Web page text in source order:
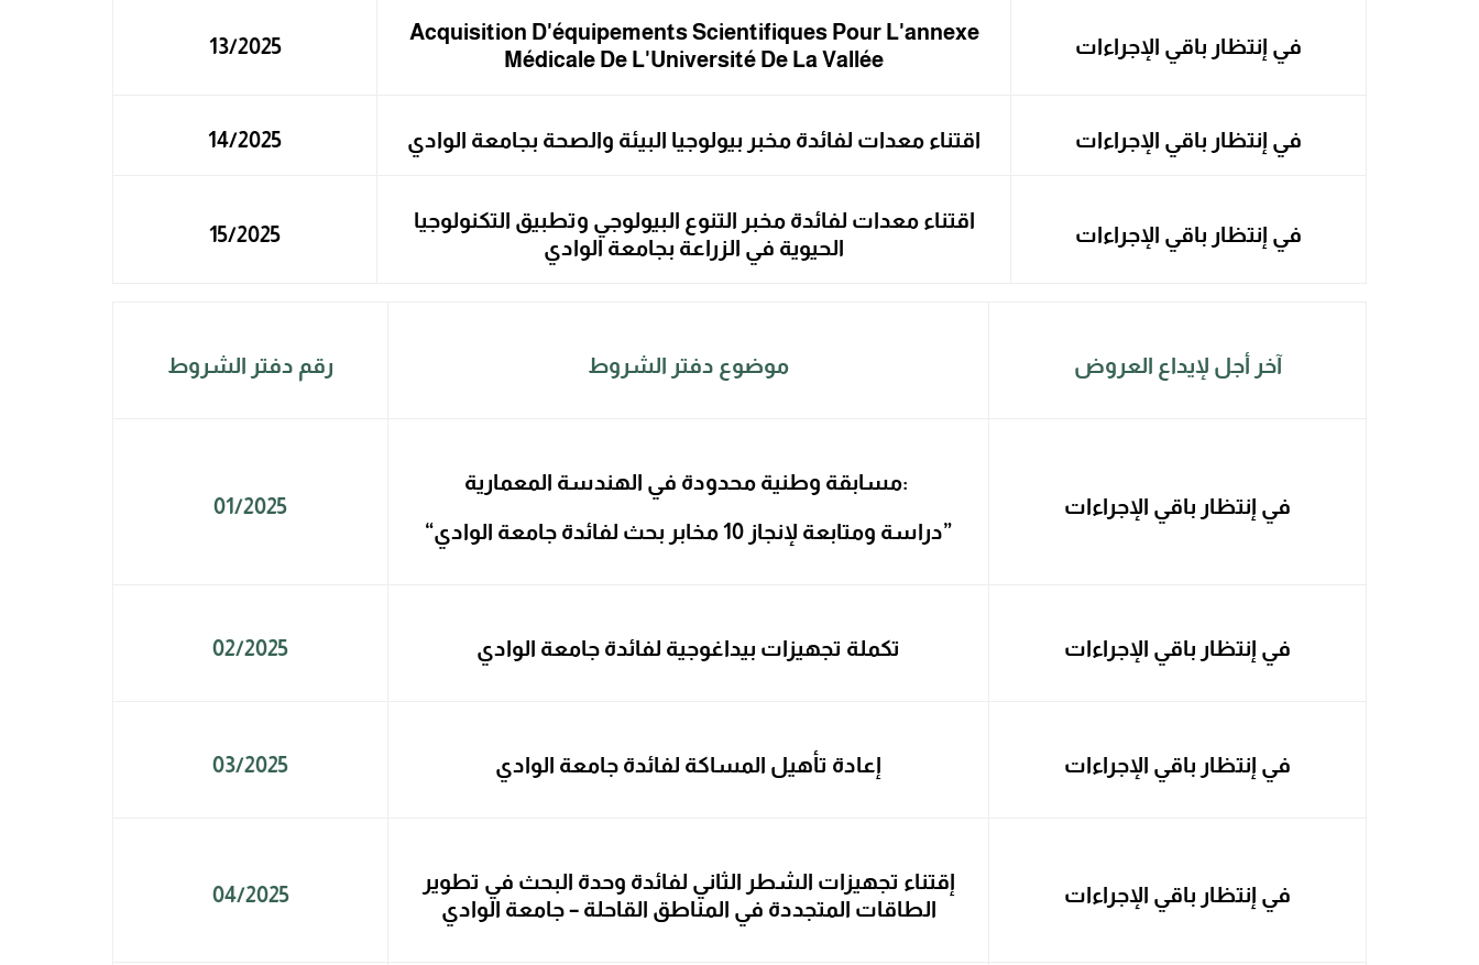
13/2025
Acquisition D'équipements Scientifiques Pour L'annexe
Médicale De L'Université De La Vallée
في إنتظار باقي الإجراءات
14/2025 اقتناء معدات لفائدة مخبر بيولوجيا البيئة والصحة بجامعة الوادي في إنتظار باقي الإجراءات
15/2025
اقتناء معدات لفائدة مخبر التنوع البيولوجي وتطبيق التكنولوجيا
الحيوية في الزراعة بجامعة الوادي
في إنتظار باقي الإجراءات
رقم دفتر الشروط موضوع دفتر الشروط آخر أجل لإيداع العروض
01/2025
مسابقة وطنية محدودة في الهندسة المعمارية:
“دراسة ومتابعة لإنجاز 10 مخابر بحث لفائدة جامعة الوادي”
في إنتظار باقي الإجراءات
02/2025 تكملة تجهيزات بيداغوجية لفائدة جامعة الوادي في إنتظار باقي الإجراءات
03/2025 إعادة تأهيل المساكة لفائدة جامعة الوادي في إنتظار باقي الإجراءات
04/2025
إقتناء تجهيزات الشطر الثاني لفائدة وحدة البحث في تطوير
الطاقات المتجددة في المناطق القاحلة – جامعة الوادي
في إنتظار باقي الإجراءات